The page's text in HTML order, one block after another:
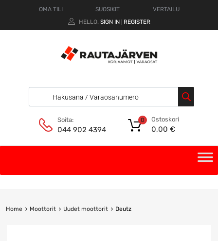
OMA TILI SUOSIKIT
VERTAILU
HELLO. SIGN IN REGISTER
Soita:
044 902 4394
Ostoskori
0,00 €
0
Home Moottorit Uudet moottorit Deutz